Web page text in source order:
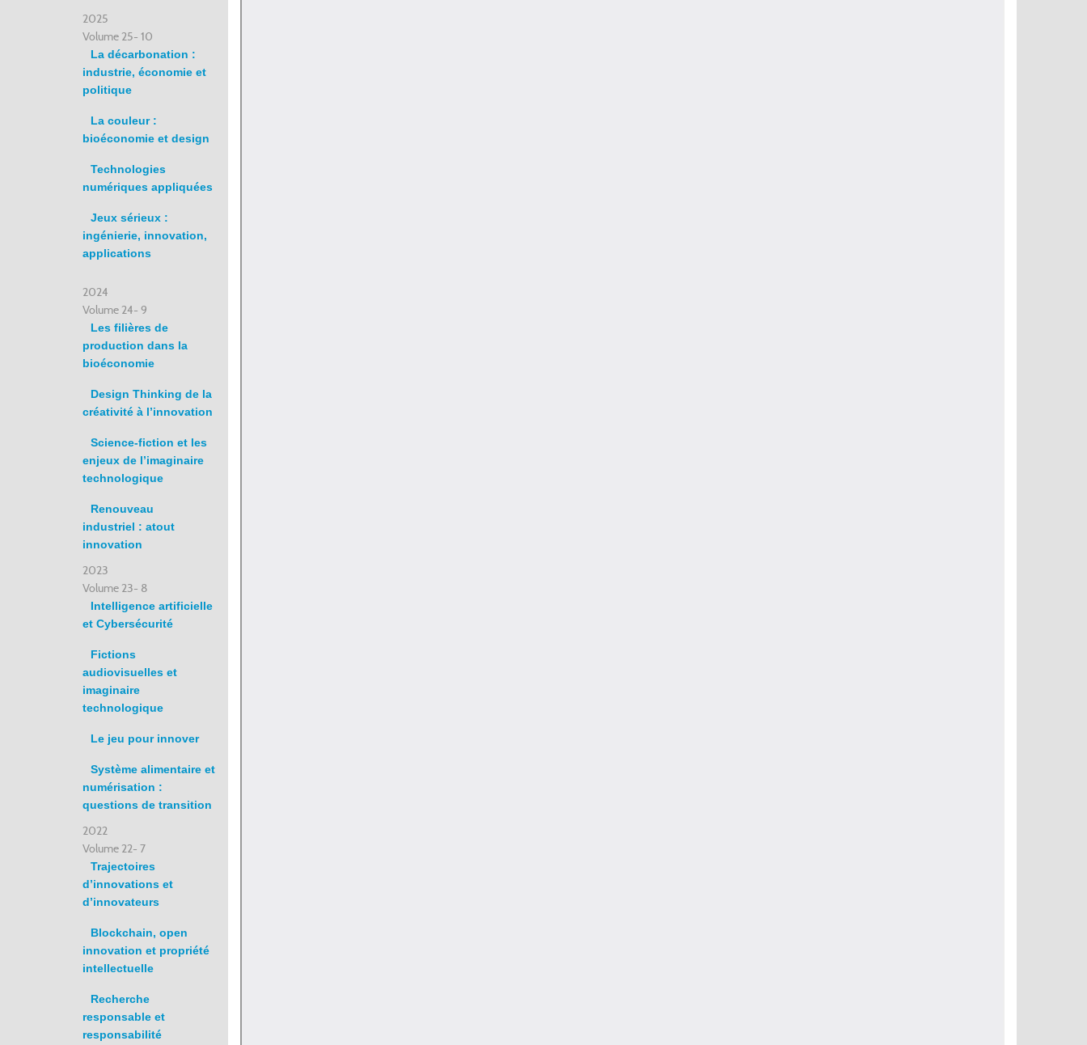
2025
Volume 25- 10
La décarbonation :
industrie, économie et
politique
La couleur :
bioéconomie et design
Technologies
numériques appliquées
Jeux sérieux :
ingénierie, innovation,
applications
2024
Volume 24- 9
Les filières de
production dans la
bioéconomie
Design Thinking de la
créativité à l’innovation
Science-fiction et les
enjeux de l’imaginaire
technologique
Renouveau
industriel : atout
innovation
2023
Volume 23- 8
Intelligence artificielle
et Cybersécurité
Fictions
audiovisuelles et
imaginaire
technologique
Le jeu pour innover
Système alimentaire et
numérisation :
questions de transition
2022
Volume 22- 7
Trajectoires
d’innovations et
d’innovateurs
Blockchain, open
innovation et propriété
intellectuelle
Recherche
responsable et
responsabilité